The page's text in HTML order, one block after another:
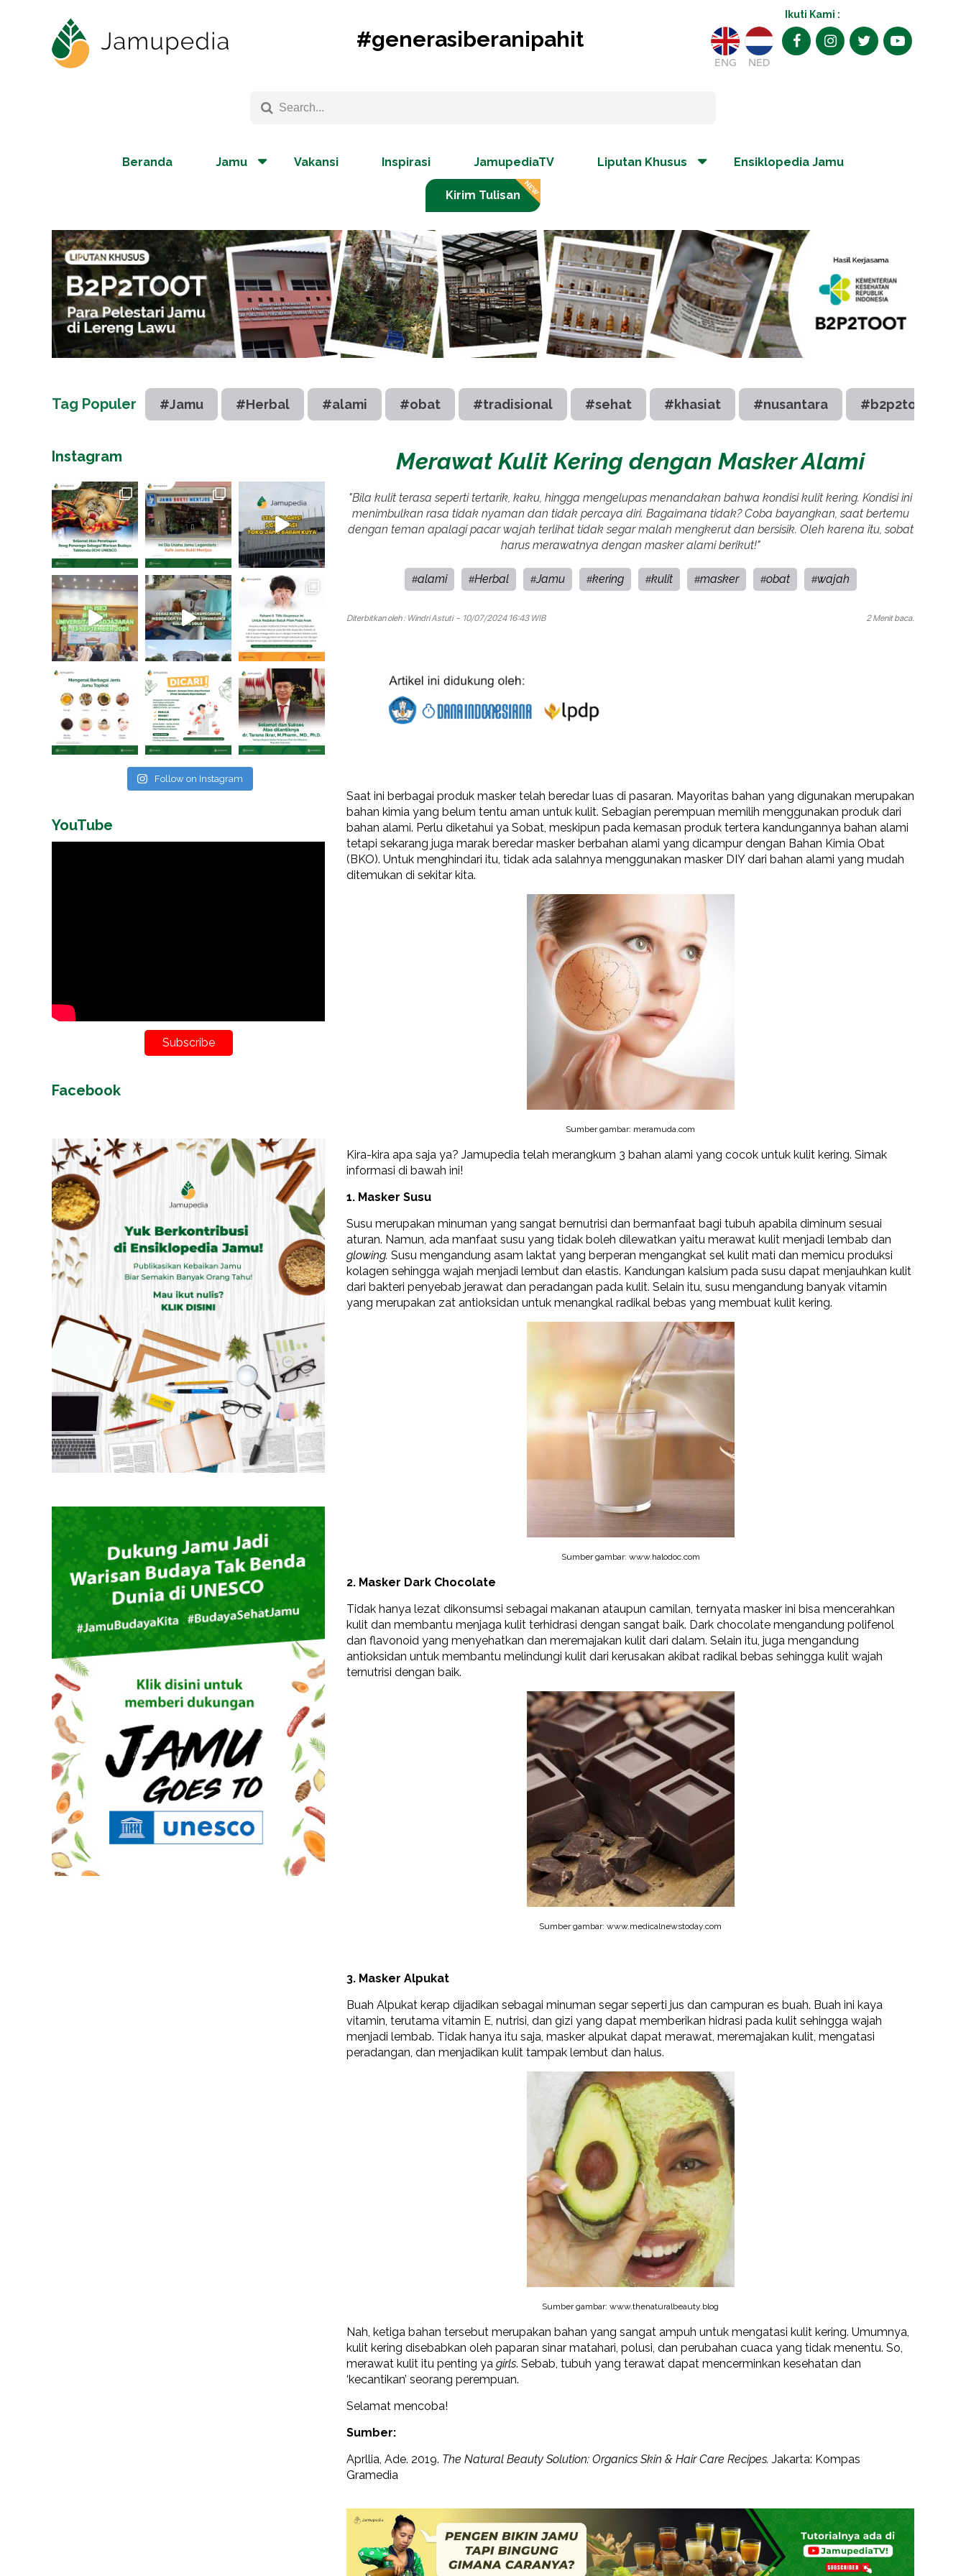
#generasiberanipahit
Ikuti Kami :
ENG NED
Beranda Jamu Vakansi Inspirasi JamupediaTV Liputan Khusus Ensiklopedia Jamu
Kirim Tulisan
Tag Populer #Jamu #Herbal #alami #obat #tradisional #sehat #khasiat #nusantara #b2p2toot
Merawat Kulit Kering dengan Masker Alami
"Bila kulit terasa seperti tertarik, kaku, hingga mengelupas menandakan bahwa kondisi kulit kering. Kondisi ini
menimbulkan rasa tidak nyaman dan tidak percaya diri. Bagaimana tidak? Coba bayangkan, saat bertemu
dengan teman apalagi pacar wajah terlihat tidak segar malah mengkerut dan bersisik. Oleh karena itu, sobat
harus merawatnya dengan masker alami berikut!"
#alami #Herbal #Jamu #kering #kulit #masker #obat #wajah
Diterbitkan oleh : Windri Astuti- 10/07/2024 16:43 WIB 2 Menit baca.
Saat ini berbagai produk masker telah beredar luas di pasaran. Mayoritas bahan yang digunakan merupakan
bahan kimia yang belum tentu aman untuk kulit. Sebagian perempuan memilih menggunakan produk dari
bahan alami. Perlu diketahui ya Sobat, meskipun pada kemasan produk tertera kandungannya bahan alami
tetapi sekarang juga marak beredar masker berbahan alami yang dicampur dengan Bahan Kimia Obat
(BKO). Untuk menghindari itu, tidak ada salahnya menggunakan masker DIY dari bahan alami yang mudah
ditemukan di sekitar kita.
Sumber gambar: meramuda.com
Kira-kira apa saja ya? Jamupedia telah merangkum 3 bahan alami yang cocok untuk kulit kering. Simak
informasi di bawah ini!
1. Masker Susu
Susu merupakan minuman yang sangat bernutrisi dan bermanfaat bagi tubuh apabila diminum sesuai
aturan. Namun, ada manfaat susu yang tidak boleh dilewatkan yaitu merawat kulit menjadi lembab dan
glowing. Susu mengandung asam laktat yang berperan mengangkat sel kulit mati dan memicu produksi
kolagen sehingga wajah menjadi lembut dan elastis. Kandungan kalsium pada susu dapat menjauhkan kulit
dari bakteri penyebab jerawat dan peradangan pada kulit. Selain itu, susu mengandung banyak vitamin
yang merupakan zat antioksidan untuk menangkal radikal bebas yang membuat kulit kering.
Sumber gambar: www.halodoc.com
2. Masker Dark Chocolate
Tidak hanya lezat dikonsumsi sebagai makanan ataupun camilan, ternyata masker ini bisa mencerahkan
kulit dan membantu menjaga kulit terhidrasi dengan sangat baik. Dark chocolate mengandung polifenol
dan flavonoid yang menyehatkan dan meremajakan kulit dari dalam. Selain itu, juga mengandung
antioksidan untuk membantu melindungi kulit dari kerusakan akibat radikal bebas sehingga kulit wajah
ternutrisi dengan baik.
Sumber gambar: www.medicalnewstoday.com
3. Masker Alpukat
Buah Alpukat kerap dijadikan sebagai minuman segar seperti jus dan campuran es buah. Buah ini kaya
vitamin, terutama vitamin E, nutrisi, dan gizi yang dapat memberikan hidrasi pada kulit sehingga wajah
menjadi lembab. Tidak hanya itu saja, masker alpukat dapat merawat, meremajakan kulit, mengatasi
peradangan, dan menjadikan kulit tampak lembut dan halus.
Sumber gambar: www.thenaturalbeauty.blog
Nah, ketiga bahan tersebut merupakan bahan yang sangat ampuh untuk mengatasi kulit kering. Umumnya,
kulit kering disebabkan oleh paparan sinar matahari, polusi, dan perubahan cuaca yang tidak menentu. So,
merawat kulit itu penting ya girls. Sebab, tubuh yang terawat dapat mencerminkan kesehatan dan
‘kecantikan’ seorang perempuan.
Selamat mencoba!
Sumber:
Aprllia, Ade. 2019. The Natural Beauty Solution: Organics Skin & Hair Care Recipes. Jakarta: Kompas
Gramedia
Instagram
Follow on Instagram
YouTube
Subscribe
Facebook